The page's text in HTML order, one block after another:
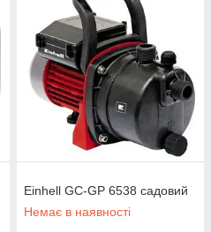
Einhell GC-GP 6538 садовий
Немає в наявності